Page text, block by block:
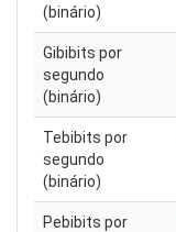
(binário)
Gibibits por
segundo
(binário)
Tebibits por
segundo
(binário)
Pebibits por